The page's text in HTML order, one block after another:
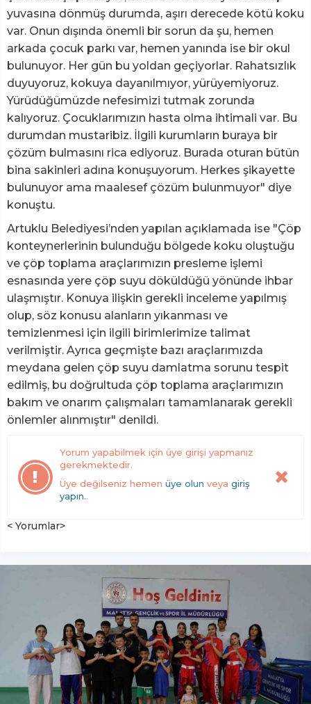
yuvasına dönmüş durumda, aşırı derecede kötü koku
var. Onun dışında önemli bir sorun da şu, hemen
arkada çocuk parkı var, hemen yanında ise bir okul
bulunuyor. Her gün bu yoldan geçiyorlar. Rahatsızlık
duyuyoruz, kokuya dayanılmıyor, yürüyemiyoruz.
Yürüdüğümüzde nefesimizi tutmak zorunda
kalıyoruz. Çocuklarımızın hasta olma ihtimali var. Bu
durumdan mustaribiz. İlgili kurumların buraya bir
çözüm bulmasını rica ediyoruz. Burada oturan bütün
bina sakinleri adına konuşuyorum. Herkes şikayette
bulunuyor ama maalesef çözüm bulunmuyor" diye
konuştu.
Artuklu Belediyesi’nden yapılan açıklamada ise "Çöp
konteynerlerinin bulunduğu bölgede koku oluştuğu
ve çöp toplama araçlarımızın presleme işlemi
esnasında yere çöp suyu döküldüğü yönünde ihbar
ulaşmıştır. Konuya ilişkin gerekli inceleme yapılmış
olup, söz konusu alanların yıkanması ve
temizlenmesi için ilgili birimlerimize talimat
verilmiştir. Ayrıca geçmişte bazı araçlarımızda
meydana gelen çöp suyu damlatma sorunu tespit
edilmiş, bu doğrultuda çöp toplama araçlarımızın
bakım ve onarım çalışmaları tamamlanarak gerekli
önlemler alınmıştır" denildi.
Yorum yapabilmek için üye girişi yapmanız
gerekmektedir.
Üye değilseniz hemen üye olun veya giriş
yapın..
< Yorumlar>